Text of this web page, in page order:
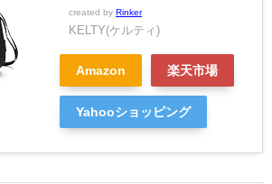
created by Rinker
KELTY(ケルティ)
Amazon 楽天市場
Yahooショッピング